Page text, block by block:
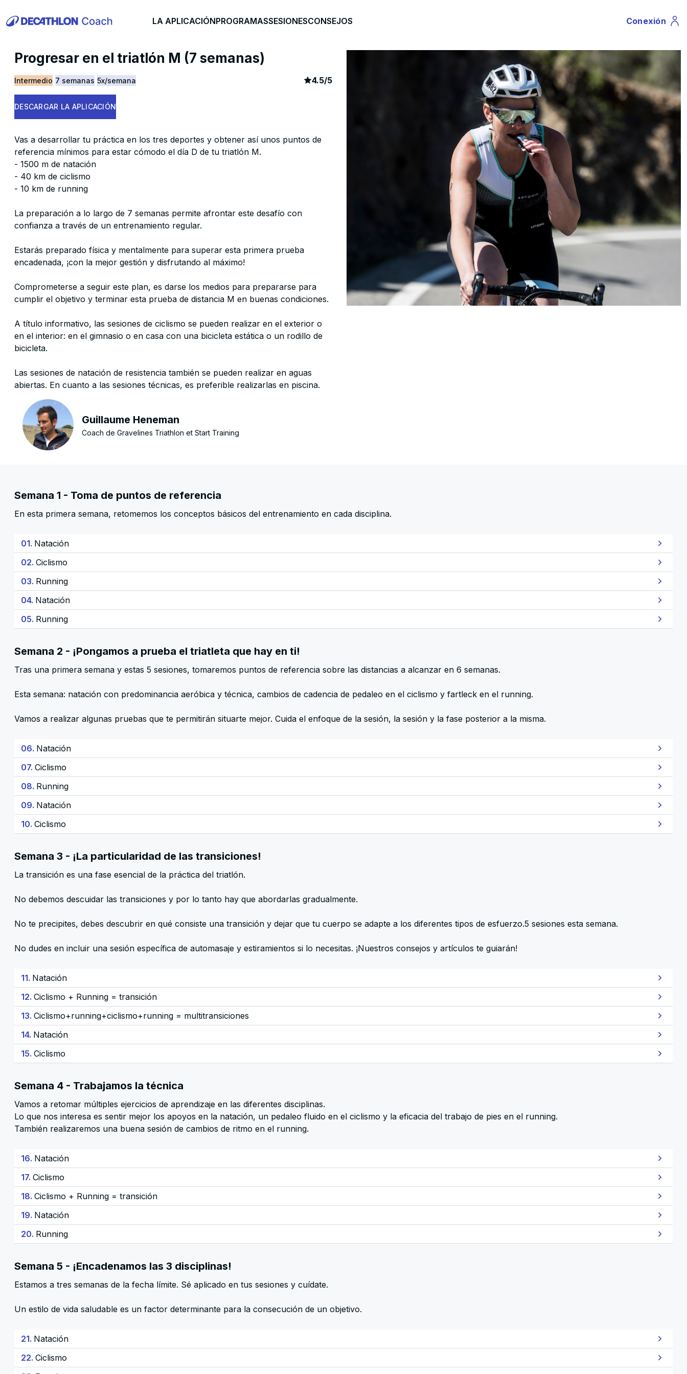
LA APLICACIÓNPROGRAMASSESIONESCONSEJOS Profile
Conexión
Progresar en el triatlón M (7 semanas)
Intermedio 7 semanas 5x/semana article rating
4.5/548
DESCARGAR LA APLICACIÓN
Vas a desarrollar tu práctica en los tres deportes y obtener así unos puntos de
referencia mínimos para estar cómodo el día D de tu triatlón M.
- 1500 m de natación
- 40 km de ciclismo
- 10 km de running
La preparación a lo largo de 7 semanas permite afrontar este desafío con
confianza a través de un entrenamiento regular.
Estarás preparado física y mentalmente para superar esta primera prueba
encadenada, ¡con la mejor gestión y disfrutando al máximo!
Comprometerse a seguir este plan, es darse los medios para prepararse para
cumplir el objetivo y terminar esta prueba de distancia M en buenas condiciones.
A título informativo, las sesiones de ciclismo se pueden realizar en el exterior o
en el interior: en el gimnasio o en casa con una bicicleta estática o un rodillo de
bicicleta.
Las sesiones de natación de resistencia también se pueden realizar en aguas
abiertas. En cuanto a las sesiones técnicas, es preferible realizarlas en piscina.
Guillaume Heneman
Coach de Gravelines Triathlon et Start Training
Semana 1 - Toma de puntos de referencia
En esta primera semana, retomemos los conceptos básicos del entrenamiento en cada disciplina.
01. Natación
02. Ciclismo
03. Running
04. Natación
05. Running
Semana 2 - ¡Pongamos a prueba el triatleta que hay en ti!
Tras una primera semana y estas 5 sesiones, tomaremos puntos de referencia sobre las distancias a alcanzar en 6 semanas.
Esta semana: natación con predominancia aeróbica y técnica, cambios de cadencia de pedaleo en el ciclismo y fartleck en el running.
Vamos a realizar algunas pruebas que te permitirán situarte mejor. Cuida el enfoque de la sesión, la sesión y la fase posterior a la misma.
06. Natación
07. Ciclismo
08. Running
09. Natación
10. Ciclismo
Semana 3 - ¡La particularidad de las transiciones!
La transición es una fase esencial de la práctica del triatlón.
No debemos descuidar las transiciones y por lo tanto hay que abordarlas gradualmente.
No te precipites, debes descubrir en qué consiste una transición y dejar que tu cuerpo se adapte a los diferentes tipos de esfuerzo.5 sesiones esta semana.
No dudes en incluir una sesión específica de automasaje y estiramientos si lo necesitas. ¡Nuestros consejos y artículos te guiarán!
11. Natación
12. Ciclismo + Running = transición
13. Ciclismo+running+ciclismo+running = multitransiciones
14. Natación
15. Ciclismo
Semana 4 - Trabajamos la técnica
Vamos a retomar múltiples ejercicios de aprendizaje en las diferentes disciplinas.
Lo que nos interesa es sentir mejor los apoyos en la natación, un pedaleo fluido en el ciclismo y la eficacia del trabajo de pies en el running.
También realizaremos una buena sesión de cambios de ritmo en el running.
16. Natación
17. Ciclismo
18. Ciclismo + Running = transición
19. Natación
20. Running
Semana 5 - ¡Encadenamos las 3 disciplinas!
Estamos a tres semanas de la fecha límite. Sé aplicado en tus sesiones y cuídate.
Un estilo de vida saludable es un factor determinante para la consecución de un objetivo.
21. Natación
22. Ciclismo